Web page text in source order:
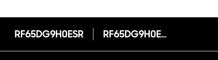
RF65DG9H0ESR RF65DG9H0ESR